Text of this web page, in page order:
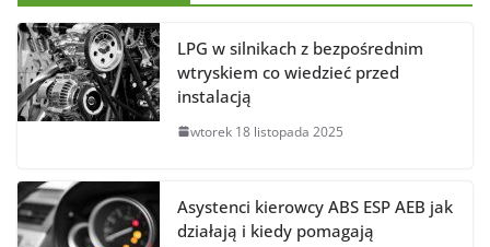
LPG w silnikach z bezpośrednim
wtryskiem co wiedzieć przed
instalacją
wtorek 18 listopada 2025
Asystenci kierowcy ABS ESP AEB jak
działają i kiedy pomagają